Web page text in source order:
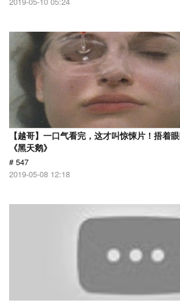
【越哥】一口气看完，这才叫惊悚片！捂着
《黑天鹅》
# 547
2019-05-08 12:18